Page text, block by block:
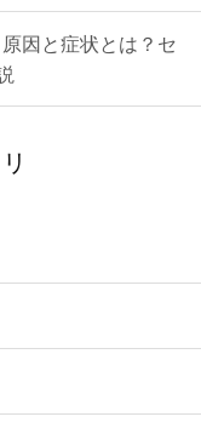
因と症状とは？セ